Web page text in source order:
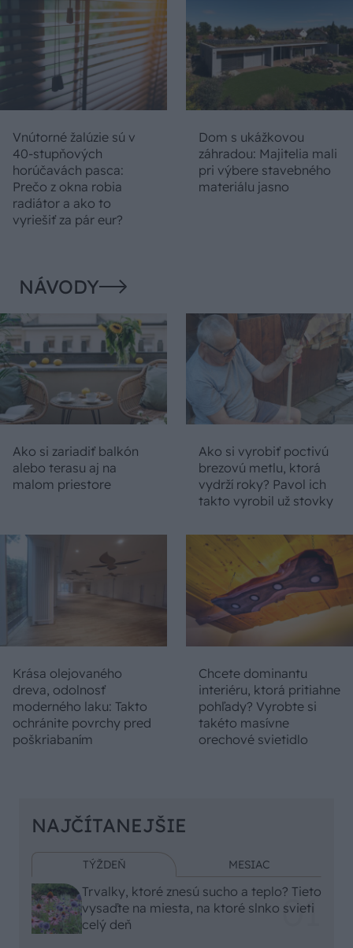
Vnútorné žalúzie sú v
40-stupňových
horúčavách pasca:
Prečo z okna robia
radiátor a ako to
vyriešiť za pár eur?
Dom s ukážkovou
záhradou: Majitelia mali
pri výbere stavebného
materiálu jasno
NÁVODY
Ako si zariadiť balkón
alebo terasu aj na
malom priestore
Ako si vyrobiť poctivú
brezovú metlu, ktorá
vydrží roky? Pavol ich
takto vyrobil už stovky
Krása olejovaného
dreva, odolnosť
moderného laku: Takto
ochránite povrchy pred
poškriabaním
Chcete dominantu
interiéru, ktorá pritiahne
pohľady? Vyrobte si
takéto masívne
orechové svietidlo
NAJČÍTANEJŠIE
TÝŽDEŇ MESIAC
Trvalky, ktoré znesú sucho a teplo? Tieto
vysaďte na miesta, na ktoré slnko svieti
celý deň